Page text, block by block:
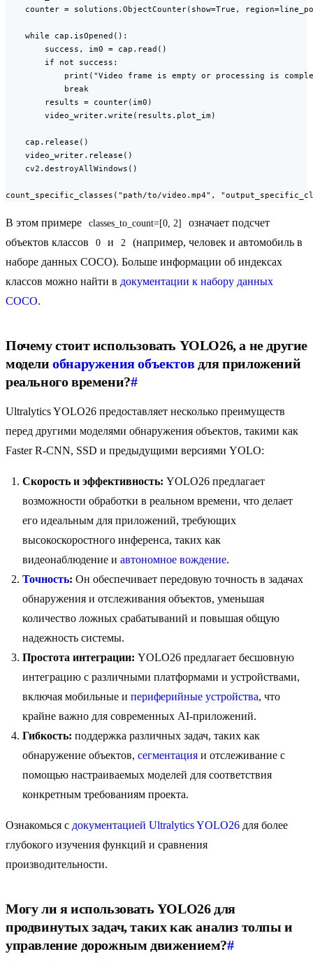
counter = solutions.ObjectCounter(show=True,
    while cap.isOpened():
        success, im0 = cap.read()
        if not success:
print("Video frame is empty or processing is
            break
        results = counter(im0)
        video_writer.write(results.plot_im)
    cap.release()
    video_writer.release()
    cv2.destroyAllWindows()
count_specific_classes("path/to/video.mp4",
В этом примере classes_to_count=[0, 2]
означает подсчет
объектов классов
0 и 2
(например, человек и автомобиль в
наборе данных COCO). Больше информации об индексах
классов можно найти в документации к набору данных
COCO.
Почему стоит использовать YOLO26, а не другие
моделиобнаружения объектовдля приложений
реального времени?#
Ultralytics YOLO26 предоставляет несколько преимуществ
перед другими моделями обнаружения объектов, такими как
Faster R-CNN, SSD и предыдущими версиями YOLO:
Скорость и эффективность: YOLO26 предлагает
возможности обработки в реальном времени, что делает
его идеальным для приложений, требующих
высокоскоростного инференса, таких как
видеонаблюдение и автономное вождение.
Точность: Он обеспечивает передовую точность в задачах
обнаружения и отслеживания объектов, уменьшая
количество ложных срабатываний и повышая общую
надежность системы.
Простота интеграции: YOLO26 предлагает бесшовную
интеграцию с различными платформами и устройствами,
включая мобильные и периферийные устройства, что
крайне важно для современных AI-приложений.
Гибкость: поддержка различных задач, таких как
обнаружение объектов, сегментация и отслеживание с
помощью настраиваемых моделей для соответствия
конкретным требованиям проекта.
Ознакомься с документацией Ultralytics YOLO26 для более
глубокого изучения функций и сравнения
производительности.
Могу ли я использовать YOLO26 для
продвинутых задач, таких как анализ толпы и
управление дорожным движением?#